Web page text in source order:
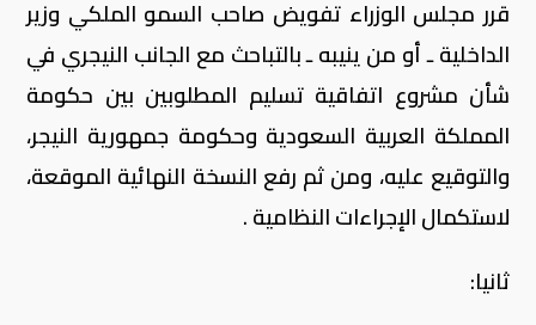
قرر مجلس الوزراء تفويض صاحب السمو الملكي وزير
الداخلية ـ أو من ينيبه ـ بالتباحث مع الجانب النيجري في
شأن مشروع اتفاقية تسليم المطلوبين بين حكومة
المملكة العربية السعودية وحكومة جمهورية النيجر،
والتوقيع عليه، ومن ثم رفع النسخة النهائية الموقعة،
لاستكمال الإجراءات النظامية .
ثانيا: